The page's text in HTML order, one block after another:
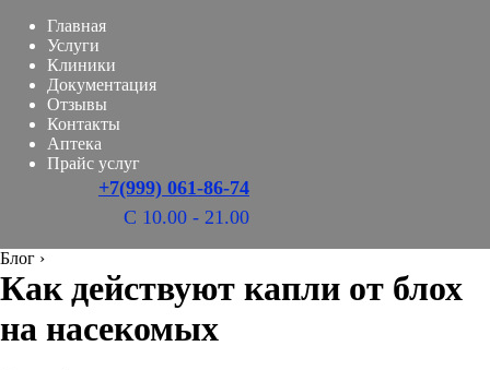
Главная
Услуги
Клиники
Документация
Отзывы
Контакты
Аптека
Прайс услуг
+7(999) 061-86-74
С 10.00 - 21.00
Блог ›
Как действуют капли от блох
на насекомых